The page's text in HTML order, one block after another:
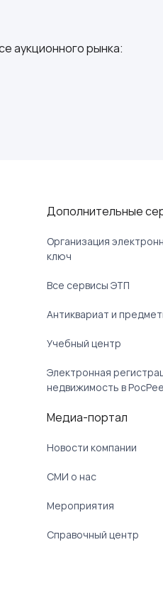
аукционного рынка:
Дополнительные
Организация
ключ
Все сервисы ЭТП
Антиквариат и
Учебный центр
Электронная
недвижимость в
Медиа-портал
Новости компании
СМИ о нас
Мероприятия
Справочный центр